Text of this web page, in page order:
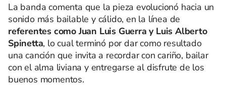
La banda comenta que la pieza evolucionó hacia un
sonido más bailable y cálido, en la línea de
referentes como Juan Luis Guerra y Luis Alberto
Spinetta, lo cual terminó por dar como resultado
una canción que invita a recordar con cariño, bailar
con el alma liviana y entregarse al disfrute de los
buenos momentos.